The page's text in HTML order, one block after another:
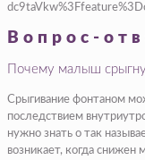
Вопрос-
Почему малыш
Срыгивание фонтаном
последствием
нужно знать о так
возникает, когда